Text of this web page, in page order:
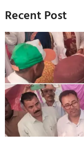
Recent Post